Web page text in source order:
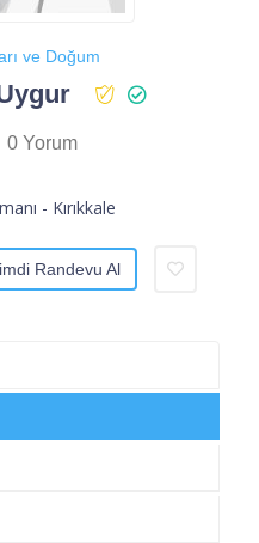
ve Doğum
0 Yorum
- Kırıkkale
Randevu Al